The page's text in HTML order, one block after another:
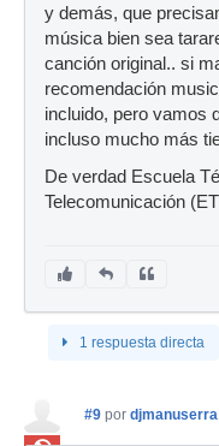
y demás, que
música bien sea
canción original.. si
recomendación
incluido, pero vamos
incluso mucho más
De verdad Escuela
Telecomunicación
1 respuesta directa
#9 por djmanuserra